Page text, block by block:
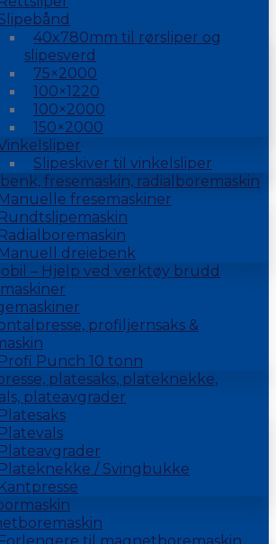
40x780mm til rørsliper og
slipesverd
75×2000
100×1220
100×2000
150×2000
Slipeskiver til vinkelsliper
fresemaskin, radialboremaskin
Manuelle fresemaskiner
Rundtslipemaskin
Radialboremaskin
Manuell dreiebenk
– Hjelp ved verktøy brudd
profiljernsaks &
Profi Punch 10 tonn
platesaks, plateknekke,
plateavgrader
Platesaks
Platevals
Plateavgrader
Plateknekke / Svingbukke
Kantpresse